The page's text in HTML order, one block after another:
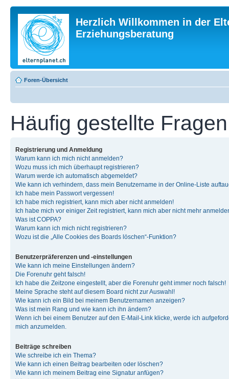
Herzlich Willkommen in der
Erziehungsberatung
Foren-Übersicht
Häufig gestellte Fragen
Registrierung und Anmeldung
Warum kann ich mich nicht anmelden?
Wozu muss ich mich überhaupt registrieren?
Warum werde ich automatisch abgemeldet?
Wie kann ich verhindern, dass mein Benutzername in der Online-Liste
Ich habe mein Passwort vergessen!
Ich habe mich registriert, kann mich aber nicht anmelden!
Ich habe mich vor einiger Zeit registriert, kann mich aber nicht mehr
Was ist COPPA?
Warum kann ich mich nicht registrieren?
Wozu ist die „Alle Cookies des Boards löschen“-Funktion?
Benutzerpräferenzen und -einstellungen
Wie kann ich meine Einstellungen ändern?
Die Forenuhr geht falsch!
Ich habe die Zeitzone eingestellt, aber die Forenuhr geht immer noch falsch!
Meine Sprache steht auf diesem Board nicht zur Auswahl!
Wie kann ich ein Bild bei meinem Benutzernamen anzeigen?
Was ist mein Rang und wie kann ich ihn ändern?
Wenn ich bei einem Benutzer auf den E-Mail-Link klicke, werde ich
mich anzumelden.
Beiträge schreiben
Wie schreibe ich ein Thema?
Wie kann ich einen Beitrag bearbeiten oder löschen?
Wie kann ich meinem Beitrag eine Signatur anfügen?